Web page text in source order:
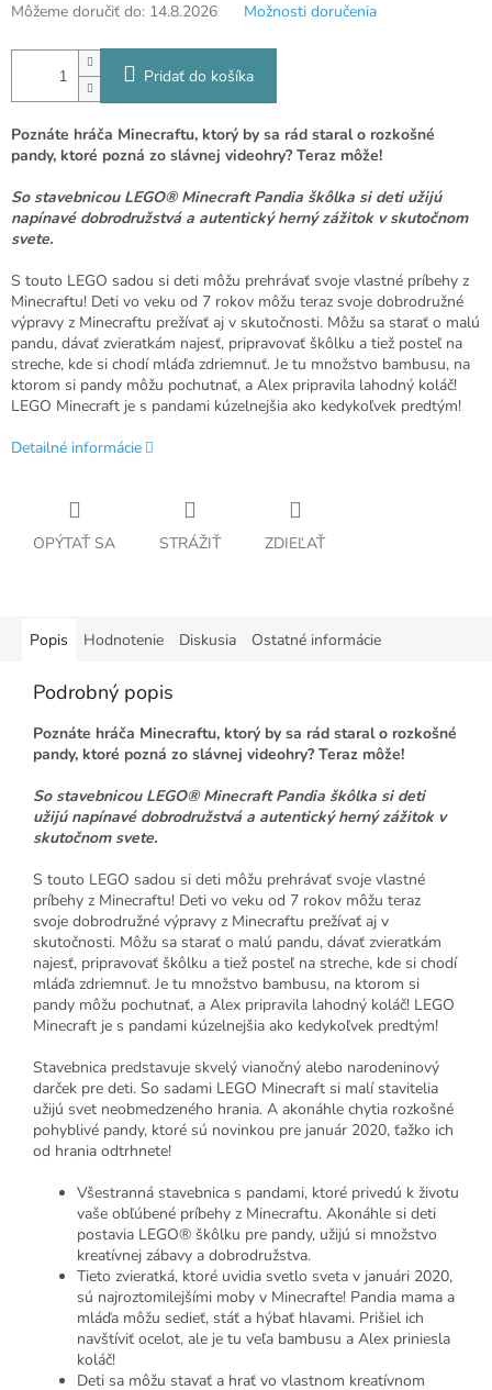
Môžeme doručiť do: 14.8.2026 Možnosti doručenia
Pridať do košíka
Poznáte hráča Minecraftu, ktorý by sa rád staral o rozkošné
pandy, ktoré pozná zo slávnej videohry? Teraz môže!
So stavebnicou LEGO® Minecraft Pandia škôlka si deti užijú
napínavé dobrodružstvá a autentický herný zážitok v skutočnom
svete.
S touto LEGO sadou si deti môžu prehrávať svoje vlastné príbehy z
Minecraftu! Deti vo veku od 7 rokov môžu teraz svoje dobrodružné
výpravy z Minecraftu prežívať aj v skutočnosti. Môžu sa starať o malú
pandu, dávať zvieratkám najesť, pripravovať škôlku a tiež posteľ na
streche, kde si chodí mláďa zdriemnuť. Je tu množstvo bambusu, na
ktorom si pandy môžu pochutnať, a Alex pripravila lahodný koláč!
LEGO Minecraft je s pandami kúzelnejšia ako kedykoľvek predtým!
Detailné informácie
OPÝTAŤ SA STRÁŽIŤ ZDIEĽAŤ
Popis Hodnotenie Diskusia Ostatné informácie
Podrobný popis
Poznáte hráča Minecraftu, ktorý by sa rád staral o rozkošné
pandy, ktoré pozná zo slávnej videohry? Teraz môže!
So stavebnicou LEGO® Minecraft Pandia škôlka si deti
užijú napínavé dobrodružstvá a autentický herný zážitok v
skutočnom svete.
S touto LEGO sadou si deti môžu prehrávať svoje vlastné
príbehy z Minecraftu! Deti vo veku od 7 rokov môžu teraz
svoje dobrodružné výpravy z Minecraftu prežívať aj v
skutočnosti. Môžu sa starať o malú pandu, dávať zvieratkám
najesť, pripravovať škôlku a tiež posteľ na streche, kde si chodí
mláďa zdriemnuť. Je tu množstvo bambusu, na ktorom si
pandy môžu pochutnať, a Alex pripravila lahodný koláč! LEGO
Minecraft je s pandami kúzelnejšia ako kedykoľvek predtým!
Stavebnica predstavuje skvelý vianočný alebo narodeninový
darček pre deti. So sadami LEGO Minecraft si malí stavitelia
užijú svet neobmedzeného hrania. A akonáhle chytia rozkošné
pohyblivé pandy, ktoré sú novinkou pre január 2020, ťažko ich
od hrania odtrhnete!
Všestranná stavebnica s pandami, ktoré privedú k životu
vaše obľúbené príbehy z Minecraftu. Akonáhle si deti
postavia LEGO® škôlku pre pandy, užijú si množstvo
kreatívnej zábavy a dobrodružstva.
Tieto zvieratká, ktoré uvidia svetlo sveta v januári 2020,
sú najroztomilejšími moby v Minecrafte! Pandia mama a
mláďa môžu sedieť, stáť a hýbať hlavami. Prišiel ich
navštíviť ocelot, ale je tu veľa bambusu a Alex priniesla
koláč!
Deti sa môžu stavať a hrať vo vlastnom kreatívnom